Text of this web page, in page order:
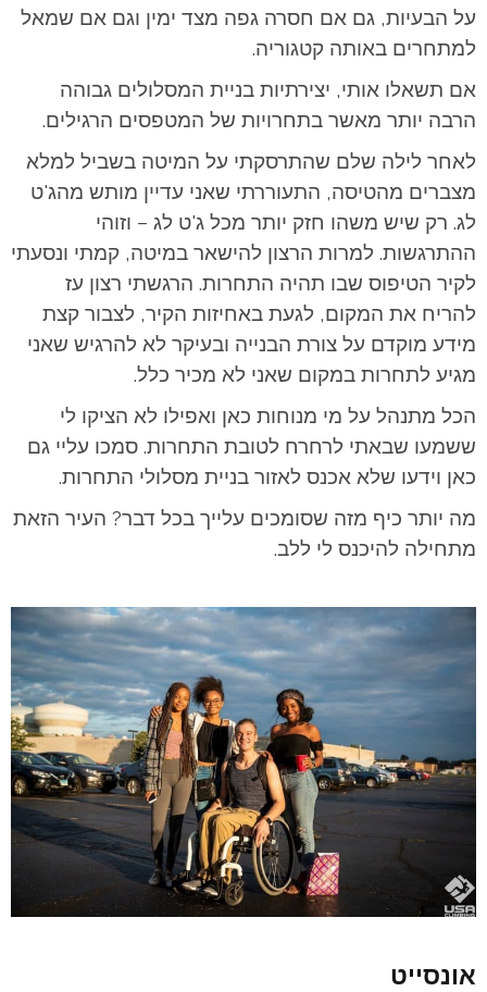
על הבעיות, גם אם חסרה גפה מצד ימין וגם אם שמאל
למתחרים באותה קטגוריה.
אם תשאלו אותי, יצירתיות בניית המסלולים גבוהה
הרבה יותר מאשר בתחרויות של המטפסים הרגילים.
לאחר לילה שלם שהתרסקתי על המיטה בשביל למלא
מצברים מהטיסה, התעוררתי שאני עדיין מותש מהג'ט
לג. רק שיש משהו חזק יותר מכל ג'ט לג – וזוהי
ההתרגשות. למרות הרצון להישאר במיטה, קמתי ונסעתי
לקיר הטיפוס שבו תהיה התחרות. הרגשתי רצון עז
להריח את המקום, לגעת באחיזות הקיר, לצבור קצת
מידע מוקדם על צורת הבנייה ובעיקר לא להרגיש שאני
מגיע לתחרות במקום שאני לא מכיר כלל.
הכל מתנהל על מי מנוחות כאן ואפילו לא הציקו לי
ששמעו שבאתי לרחרח לטובת התחרות. סמכו עליי גם
כאן וידעו שלא אכנס לאזור בניית מסלולי התחרות.
מה יותר כיף מזה שסומכים עלייך בכל דבר? העיר הזאת
מתחילה להיכנס לי ללב.
אונסייט